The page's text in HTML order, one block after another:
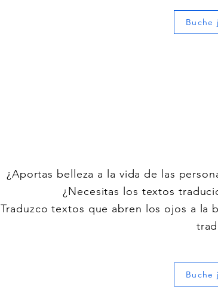
Buche
¿Aportas belleza a la vida de las
¿Necesitas los textos
Traduzco textos que abren los ojos a la
Buche